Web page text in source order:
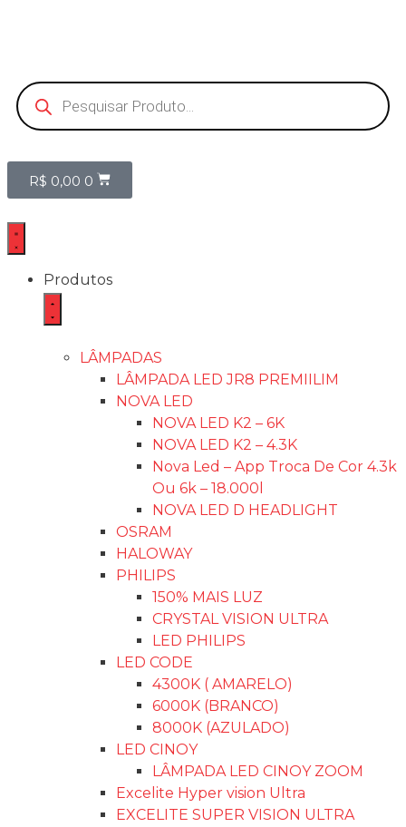
R$ 0,00 0
Produtos
LÂMPADAS
LÂMPADA LED JR8 PREMIILIM
NOVA LED
NOVA LED K2 – 6K
NOVA LED K2 – 4.3K
Nova Led – App Troca De Cor 4.3k
Ou 6k – 18.000l
NOVA LED D HEADLIGHT
OSRAM
HALOWAY
PHILIPS
150% MAIS LUZ
CRYSTAL VISION ULTRA
LED PHILIPS
LED CODE
4300K ( AMARELO)
6000K (BRANCO)
8000K (AZULADO)
LED CINOY
LÂMPADA LED CINOY ZOOM
Excelite Hyper vision Ultra
EXCELITE SUPER VISION ULTRA